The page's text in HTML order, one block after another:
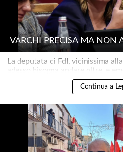
VARCHI PRECISA MA NON
La deputata di FdI, vicinissima
adesso bisogna andare oltre le
Continua a